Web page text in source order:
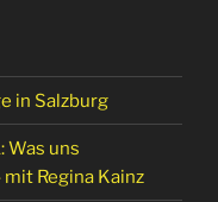
in Salzburg
Was uns
Regina Kainz